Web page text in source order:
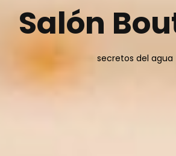
Salón
secretos del agua